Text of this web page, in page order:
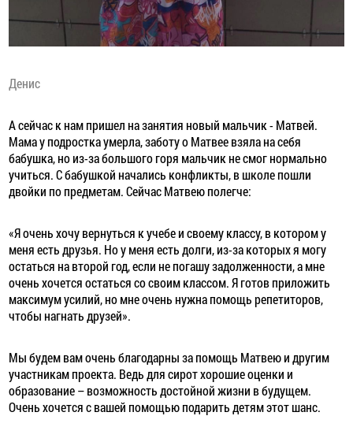
Денис
А сейчас к нам пришел на занятия новый мальчик - Матвей.
Мама у подростка умерла, заботу о Матвее взяла на себя
бабушка, но из-за большого горя мальчик не смог нормально
учиться. С бабушкой начались конфликты, в школе пошли
двойки по предметам. Сейчас Матвею полегче:
«Я очень хочу вернуться к учебе и своему классу, в котором у
меня есть друзья. Но у меня есть долги, из-за которых я могу
остаться на второй год, если не погашу задолженности, а мне
очень хочется остаться со своим классом. Я готов приложить
максимум усилий, но мне очень нужна помощь репетиторов,
чтобы нагнать друзей».
Мы будем вам очень благодарны за помощь Матвею и другим
участникам проекта. Ведь для сирот хорошие оценки и
образование – возможность достойной жизни в будущем.
Очень хочется с вашей помощью подарить детям этот шанс.